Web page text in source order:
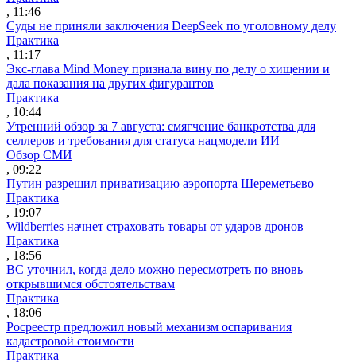
, 11:46
Суды не приняли заключения DeepSeek по уголовному делу
Практика
, 11:17
Экс-глава Mind Money признала вину по делу о хищении и
дала показания на других фигурантов
Практика
, 10:44
Утренний обзор за 7 августа: смягчение банкротства для
селлеров и требования для статуса нацмодели ИИ
Обзор СМИ
, 09:22
Путин разрешил приватизацию аэропорта Шереметьево
Практика
, 19:07
Wildberries начнет страховать товары от ударов дронов
Практика
, 18:56
ВС уточнил, когда дело можно пересмотреть по вновь
открывшимся обстоятельствам
Практика
, 18:06
Росреестр предложил новый механизм оспаривания
кадастровой стоимости
Практика